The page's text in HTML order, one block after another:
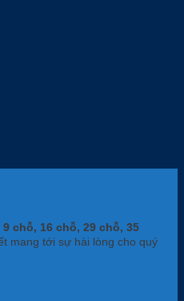
chỗ, 16 chỗ, 29 chỗ, 35
mang tới sự hài lòng cho quý